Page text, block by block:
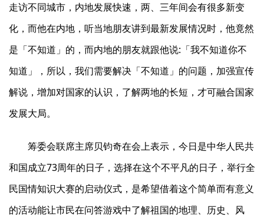
走访不同城市，内地发展快速，两、三年间会有很多新变
化，而他在内地，听当地朋友讲到最新发展情况时，他竟然
是「不知道」的，而内地的朋友就跟他说:「我不知道你不
知道」，所以，我们需要解决「不知道」的问题，加强宣传
解说，增加对国家的认识，了解两地的长短，才可融合国家
发展大局。
筹委会联席主席贝钧奇在会上表示，今日是中华人民共
和国成立73周年的日子，选择在这个不平凡的日子，举行全
民国情知识大赛的启动仪式，是希望借着这个简单而有意义
的活动能让市民在问答游戏中了解祖国的地理、历史、风